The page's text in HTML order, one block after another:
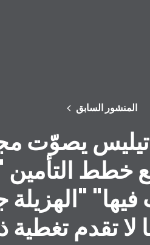
المنشور السابق
تيليس يصوّت
خطط التأمين
"الهزيلة
لا تقدم تغطية